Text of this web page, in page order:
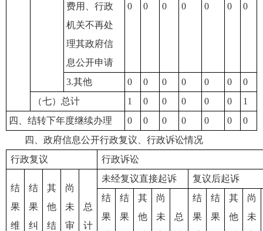
费用、行政
机关不再处
理其政府信
息公开申请
0 0 0 0 0 0 0
3.其他 0 0 0 0 0 0
0
（七）总计
1 0 0 0 0 0
1
四、结转下年度继续办理
0 0 0 0 0 0
0
四、政府信息公开行政复议、行政诉讼情况
行政复议
行政诉讼
结
果
维
结
果
纠
其
他
结
尚
未
审
总
计
未经复议直接起诉
复议后起诉
结
果
结
果
其
他
尚
未
总
结
果
结
果
其
他
尚
未